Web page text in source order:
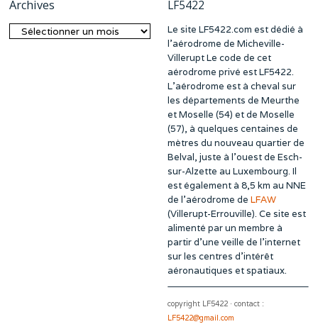
Archives
Archives
LF5422
Le site LF5422.com est dédié à
l’aérodrome de Micheville-
Villerupt Le code de cet
aérodrome privé est LF5422.
L’aérodrome est à cheval sur
les départements de Meurthe
et Moselle (54) et de Moselle
(57), à quelques centaines de
mètres du nouveau quartier de
Belval, juste à l’ouest de Esch-
sur-Alzette au Luxembourg. Il
est également à 8,5 km au NNE
de l’aérodrome de LFAW
(Villerupt-Errouville). Ce site est
alimenté par un membre à
partir d’une veille de l’internet
sur les centres d’intérêt
aéronautiques et spatiaux.
copyright LF5422 · contact :
LF5422@gmail.com